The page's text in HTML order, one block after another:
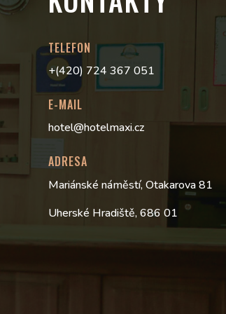
TELEFON
+(420) 724 367 051
E-MAIL
hotel@hotelmaxi.cz
ADRESA
Mariánské náměstí, Otakarova 81
Uherské Hradiště, 686 01